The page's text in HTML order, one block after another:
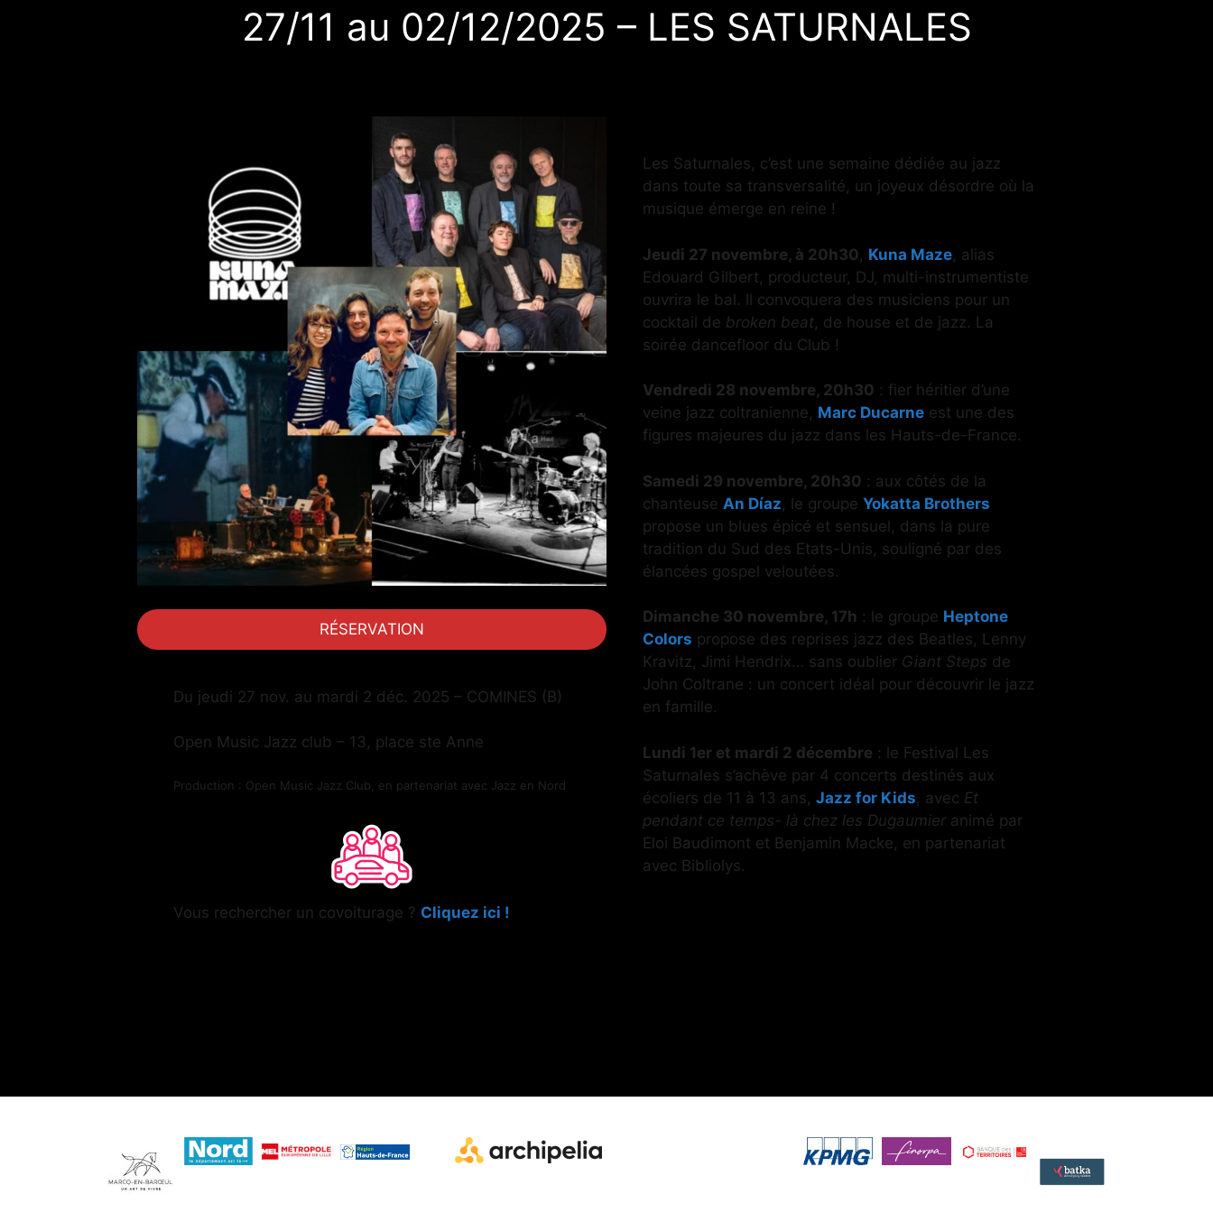
27/11 au 02/12/2025 – LES SATURNALES
RÉSERVATION
Du jeudi 27 nov. au mardi 2 déc. 2025 – COMINES (B)
Open Music Jazz club – 13, place ste Anne
Production : Open Music Jazz Club, en partenariat avec Jazz en Nord
Vous rechercher un covoiturage ? Cliquez ici !
Les Saturnales, c’est une semaine dédiée au jazz
dans toute sa transversalité, un joyeux désordre où la
musique émerge en reine !
Jeudi 27 novembre, à 20h30 Kuna Maze , alias
Edouard Gilbert, producteur, DJ, multi-instrumentiste
ouvrira le bal. Il convoquera des musiciens pour un
cocktail de broken beat , de house et de jazz. La
soirée dancefloor du Club !
Vendredi 28 novembre, 20h30 : fier héritier d’une
veine jazz coltranienne, Marc Ducarne est une des
figures majeures du jazz dans les Hauts-de-France.
Samedi 29 novembre, 20h30 : aux côtés de la
chanteuse An Díaz , le groupe Yokatta Brothers
propose un blues épicé et sensuel, dans la pure
tradition du Sud des Etats-Unis, souligné par des
élancées gospel veloutées.
Dimanche 30 novembre, 17h : le groupe Heptone
Colors propose des reprises jazz des Beatles, Lenny
Kravitz, Jimi Hendrix… sans oublier Giant Steps de
John Coltrane : un concert idéal pour découvrir le jazz
en famille.
Lundi 1er et mardi 2 décembre : le Festival Les
Saturnales s’achève par 4 concerts destinés aux
écoliers de 11 à 13 ans, Jazz for Kids , avec Et
pendant ce temps- là chez les Dugaumier animé par
Eloi Baudimont et Benjamin Macke, en partenariat
avec Bibliolys.